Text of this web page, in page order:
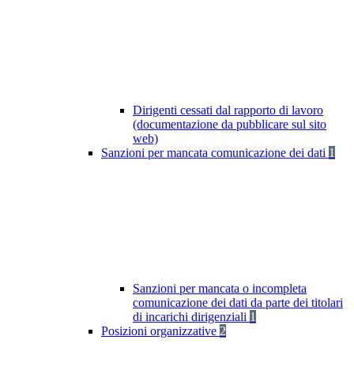
Dirigenti cessati dal rapporto di lavoro
(documentazione da pubblicare sul sito
web)
Sanzioni per mancata comunicazione dei dati 1
Sanzioni per mancata o incompleta
comunicazione dei dati da parte dei titolari
di incarichi dirigenziali 1
Posizioni organizzative 2